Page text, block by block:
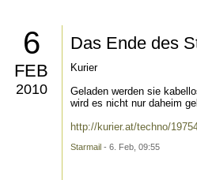
6
FEB
2010
Das Ende des
Kurier
Geladen werden sie
wird es nicht nur daheim
http://kurier.at/techno/
Starmail - 6. Feb, 09:55